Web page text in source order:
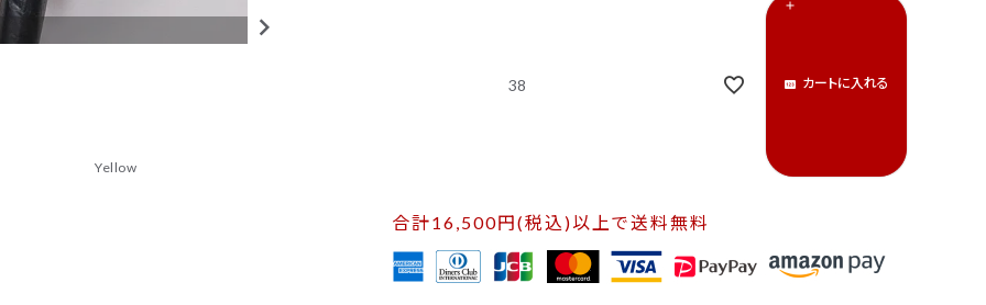
Yellow
38 カートに入れる
合計16,500円(税込)以上で送料無料